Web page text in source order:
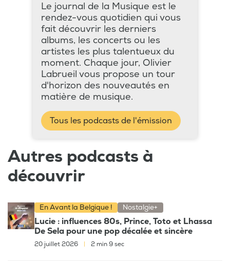
Le journal de la Musique est le
rendez-vous quotidien qui vous
fait découvrir les derniers
albums, les concerts ou les
artistes les plus talentueux du
moment. Chaque jour, Olivier
Labrueil vous propose un tour
d'horizon des nouveautés en
matière de musique.
Tous les podcasts de l'émission
Autres podcasts à
découvrir
En Avant la Belgique ! Nostalgie+
Lucie : influences 80s, Prince, Toto et Lhassa
De Sela pour une pop décalée et sincère
20 juillet 2026 2 min 9 sec